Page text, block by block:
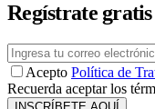
Regístrate
Acepto Política de
Recuerda aceptar los